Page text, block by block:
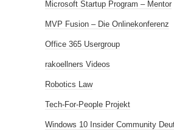
Microsoft Startup Program – Mentor
MVP Fusion – Die Onlinekonferenz
Office 365 Usergroup
rakoellners Videos
Robotics Law
Tech-For-People Projekt
Windows 10 Insider Community